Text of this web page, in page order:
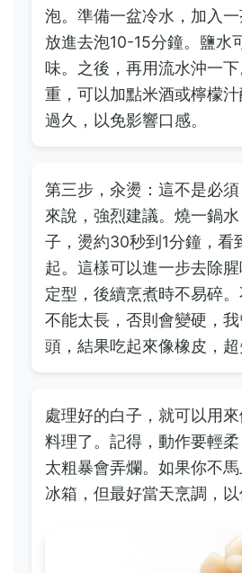
泡。準備一盆冷水，加入
放進去泡10-15分鐘。鹽水
味。之後，再用流水沖一
重，可以加點米酒或檸檬
過久，以免影響口感。
第三步，汆燙：這不是必
來說，強烈建議。燒一鍋
子，燙約30秒到1分鐘，看
起。這樣可以進一步去除
定型，後續烹煮時不易碎
不能太長，否則會變硬，
頭，結果吃起來像橡皮，超
處理好的白子，就可以用
料理了。記得，動作要輕柔
太粗暴會弄爛。如果你不
冰箱，但最好當天烹調，以